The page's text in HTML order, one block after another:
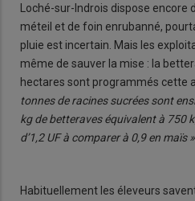
Loché-sur-Indrois dispose encore
méteil et de foin enrubanné,
pluie est incertain. Mais les
même de sauver la mise : la
hectares sont programmés cette
tonnes de racines sucrées sont
kg de betteraves équivalent à 750
d’1,2 UF à comparer à 0,9 en maïs »
Habituellement les éleveurs